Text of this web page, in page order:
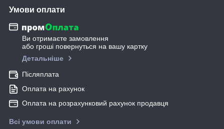
Умови оплати
Ви отримаєте замовлення
або гроші повернуться на вашу картку
Детальніше
Післяплата
Оплата на рахунок
Оплата на розрахунковий рахунок продавця
Всі умови оплати